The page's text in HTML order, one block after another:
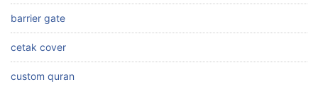
barrier gate
cetak cover
custom quran